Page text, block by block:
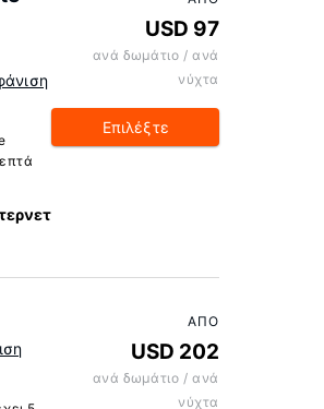
USD 97
ανά δωμάτιο / ανά
νύχτα
Επιλέξτε
ΑΠΌ
USD 202
ανά δωμάτιο / ανά
νύχτα